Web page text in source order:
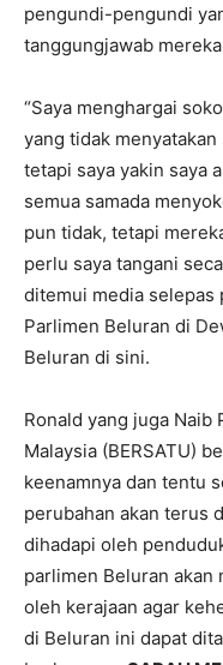
pengundi-pengundi
tanggungjawab
“Saya menghargai
yang tidak
tetapi saya yakin saya
semua samada
pun tidak, tetapi
perlu saya tangani
ditemui media selepas
Parlimen Beluran di
Beluran di sini.
Ronald yang juga
Malaysia (BERSATU)
keenamnya dan tentu
perubahan akan terus
dihadapi oleh
parlimen Beluran akan
oleh kerajaan agar
di Beluran ini dapat